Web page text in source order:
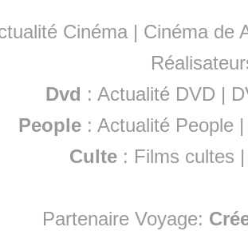
Cinéma | Cinéma de
Dvd : Actualité DVD |
People :Actualité People
Culte : Films cultes
Partenaire Voyage: